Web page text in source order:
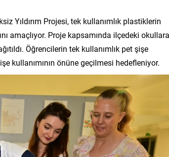
Yıldırım Projesi, tek kullanımlık plastiklerin
amaçlıyor. Proje kapsamında ilçedeki okullara
Öğrencilerin tek kullanımlık pet şişe
kullanımının önüne geçilmesi hedefleniyor.